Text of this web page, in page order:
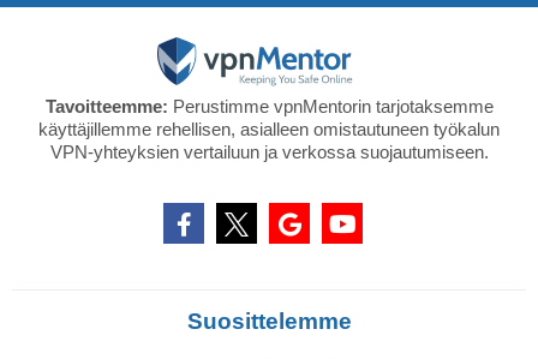
Tavoitteemme: Perustimme vpnMentorin tarjotaksemme
käyttäjillemme rehellisen, asialleen omistautuneen työkalun
VPN-yhteyksien vertailuun ja verkossa suojautumiseen.
Suosittelemme